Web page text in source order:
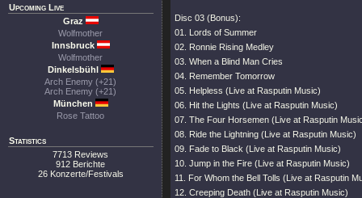
Upcoming Live
Graz
Wolfmother
Innsbruck
Wolfmother
Dinkelsbühl
Arch Enemy (+21)
Arch Enemy (+21)
München
Rose Tattoo
Statistics
7713 Reviews
912 Berichte
26 Konzerte/Festivals
Disc 03 (Bonus):
01. Lords of Summer
02. Ronnie Rising Medley
03. When a Blind Man Cries
04. Remember Tomorrow
05. Helpless (Live at Rasputin Music)
06. Hit the Lights (Live at Rasputin Music)
07. The Four Horsemen (Live at Rasputin
08. Ride the Lightning (Live at Rasputin Music)
09. Fade to Black (Live at Rasputin Music)
10. Jump in the Fire (Live at Rasputin Music)
11. For Whom the Bell Tolls (Live at Rasputin
12. Creeping Death (Live at Rasputin Music)